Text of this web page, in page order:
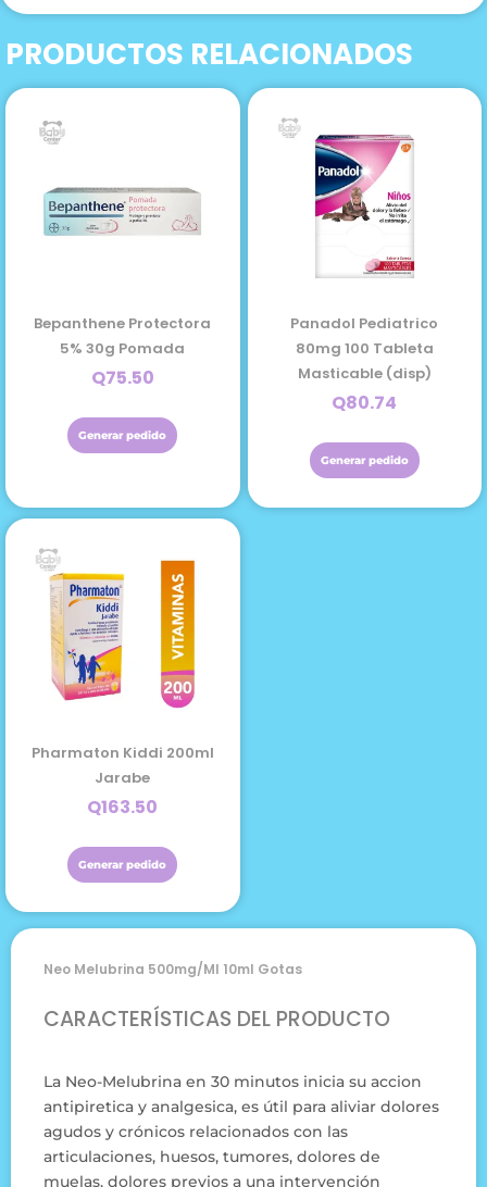
Neo Melubrina 500mg/ml 10ml Gotas
CARACTERÍSTICAS DEL PRODUCTO
La Neo-Melubrina en 30 minutos inicia su accion
antipiretica y analgesica, es útil para aliviar dolores
agudos y crónicos relacionados con las
articulaciones, huesos, tumores, dolores de
muelas, dolores previos a una intervención
PRODUCTOS RELACIONADOS
Bepanthene Protectora
5% 30g Pomada
Q75.50
Generar pedido
Panadol Pediatrico
80mg 100 Tableta
Masticable (disp)
Q80.74
Generar pedido
Pharmaton Kiddi 200ml
Jarabe
Q163.50
Generar pedido